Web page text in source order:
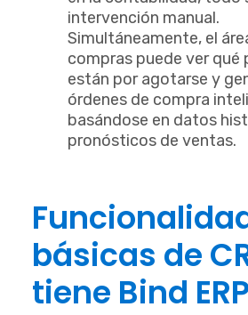
intervención manual.
Simultáneamente, el
compras puede ver
están por agotarse y
órdenes de compra
basándose en datos
pronósticos de ventas.
básicas de
tiene Bind ERP